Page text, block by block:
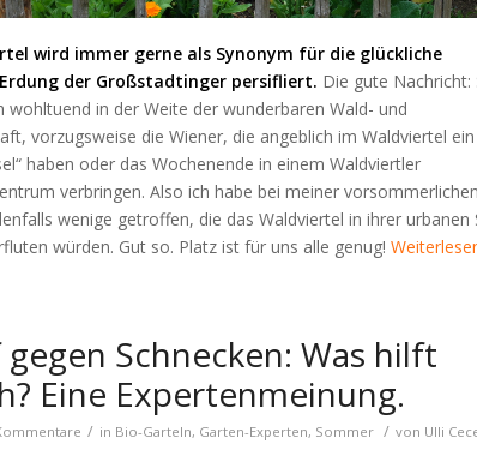
wird immer gerne als Synonym für die glückliche
der Großstadtinger persifliert. Die gute Nachricht:
wohltuend in der Weite der wunderbaren Wald- und
vorzugsweise die Wiener, die angeblich im Waldviertel ein
haben oder das Wochenende in einem Waldviertler
verbringen. Also ich habe bei meiner vorsommerlichen
wenige getroffen, die das Waldviertel in ihrer urbanen
würden. Gut so. Platz ist für uns alle genug!
Schnecken: Was hilft
Eine Expertenmeinung.
/ in Bio-Garteln, Garten-Experten, Sommer / von Ulli